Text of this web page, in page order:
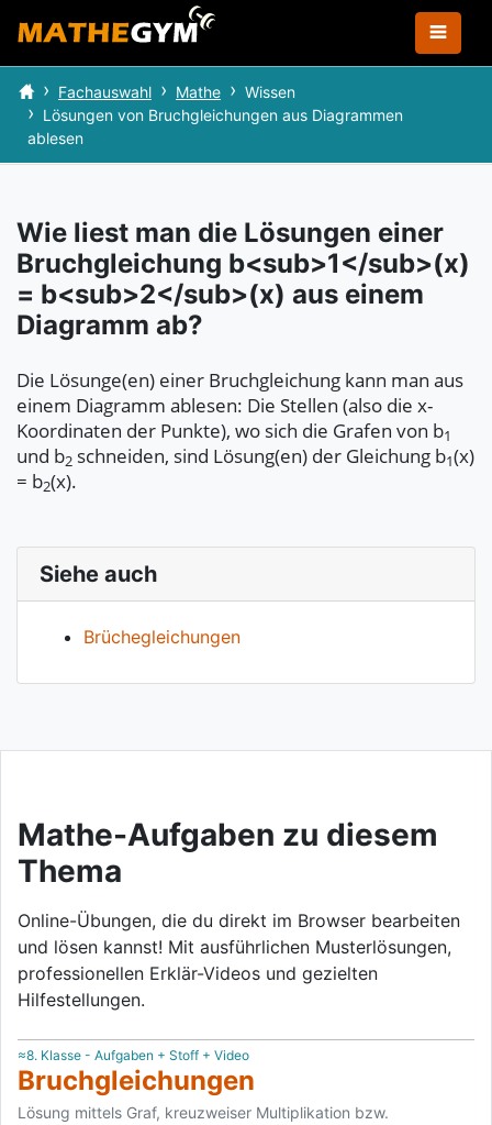
Fachauswahl Mathe
Wissen
Lösungen von Bruchgleichungen aus Diagrammen
ablesen
Wie liest man die Lösungen einer
Bruchgleichung b<sub>1</sub>(x)
= b<sub>2</sub>(x) aus einem
Diagramm ab?
Die Lösunge(en) einer Bruchgleichung kann man aus
einem Diagramm ablesen: Die Stellen (also die x-
Koordinaten der Punkte), wo sich die Grafen von b1
und b2 schneiden, sind Lösung(en) der Gleichung b1(x)
= b2(x).
Siehe auch
Brüchegleichungen
Mathe-Aufgaben zu diesem
Thema
Online-Übungen, die du direkt im Browser bearbeiten
und lösen kannst! Mit ausführlichen Musterlösungen,
professionellen Erklär-Videos und gezielten
Hilfestellungen.
≈8. Klasse - Aufgaben + Stoff + Video
Bruchgleichungen
Lösung mittels Graf, kreuzweiser Multiplikation bzw.